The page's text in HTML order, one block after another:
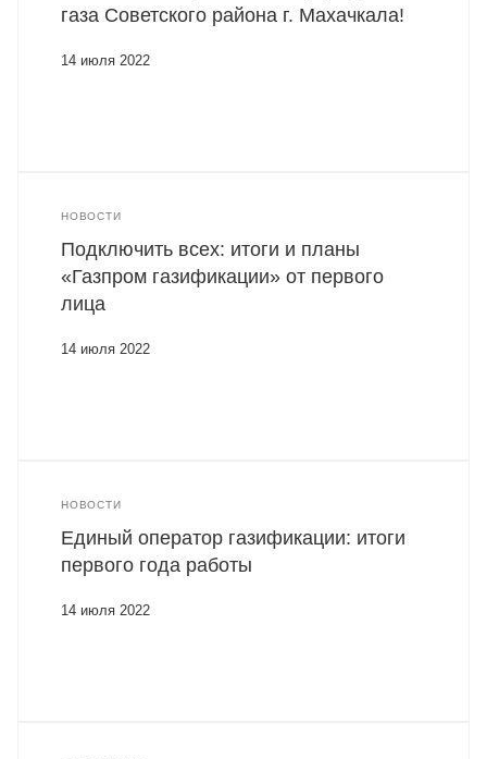
газа Советского района г. Махачкала!
14 июля 2022
НОВОСТИ
Подключить всех: итоги и планы
«Газпром газификации» от первого
лица
14 июля 2022
НОВОСТИ
Единый оператор газификации: итоги
первого года работы
14 июля 2022